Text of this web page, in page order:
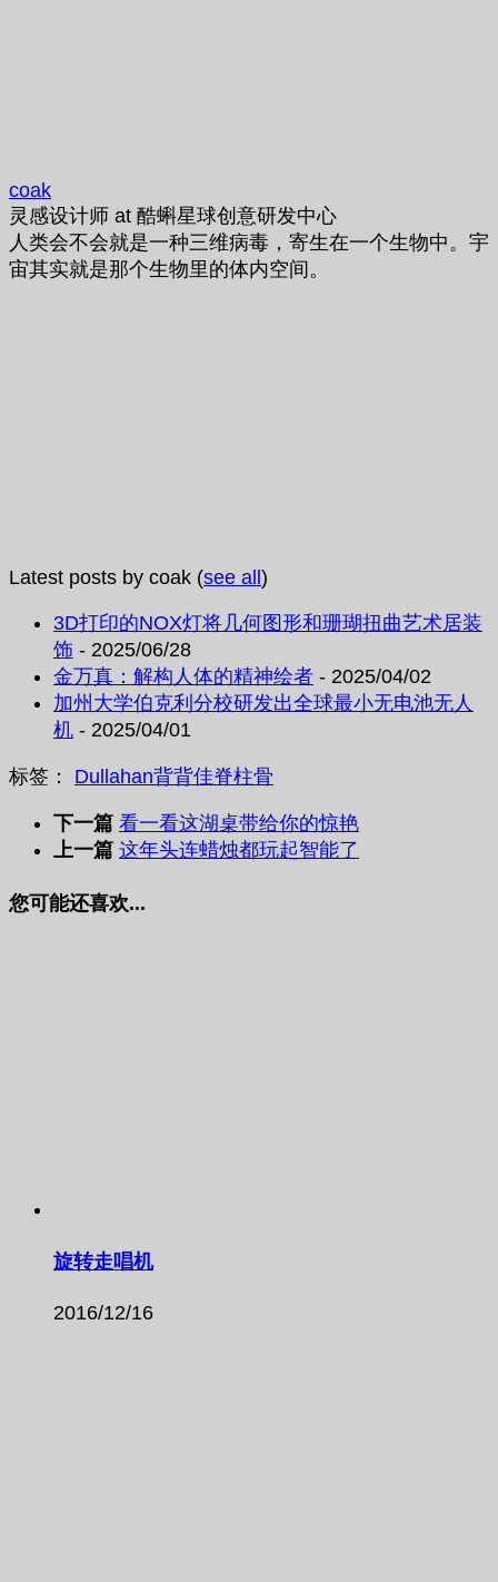
coak
灵感设计师 at 酷蝌星球创意研发中心
人类会不会就是一种三维病毒，寄生在一个生物中。宇
宙其实就是那个生物里的体内空间。
Latest posts by coak (see all)
3D打印的NOX灯将几何图形和珊瑚扭曲艺术居装
饰 - 2025/06/28
金万真：解构人体的精神绘者 - 2025/04/02
加州大学伯克利分校研发出全球最小无电池无人
机 - 2025/04/01
标签： Dullahan背背佳脊柱骨
下一篇 看一看这湖桌带给你的惊艳
上一篇 这年头连蜡烛都玩起智能了
您可能还喜欢...
旋转走唱机
2016/12/16